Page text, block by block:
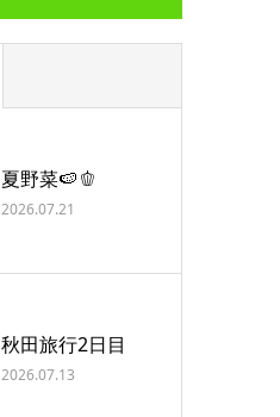
夏野菜🍉🫑
2026.07.21
秋田旅行2日目
2026.07.13